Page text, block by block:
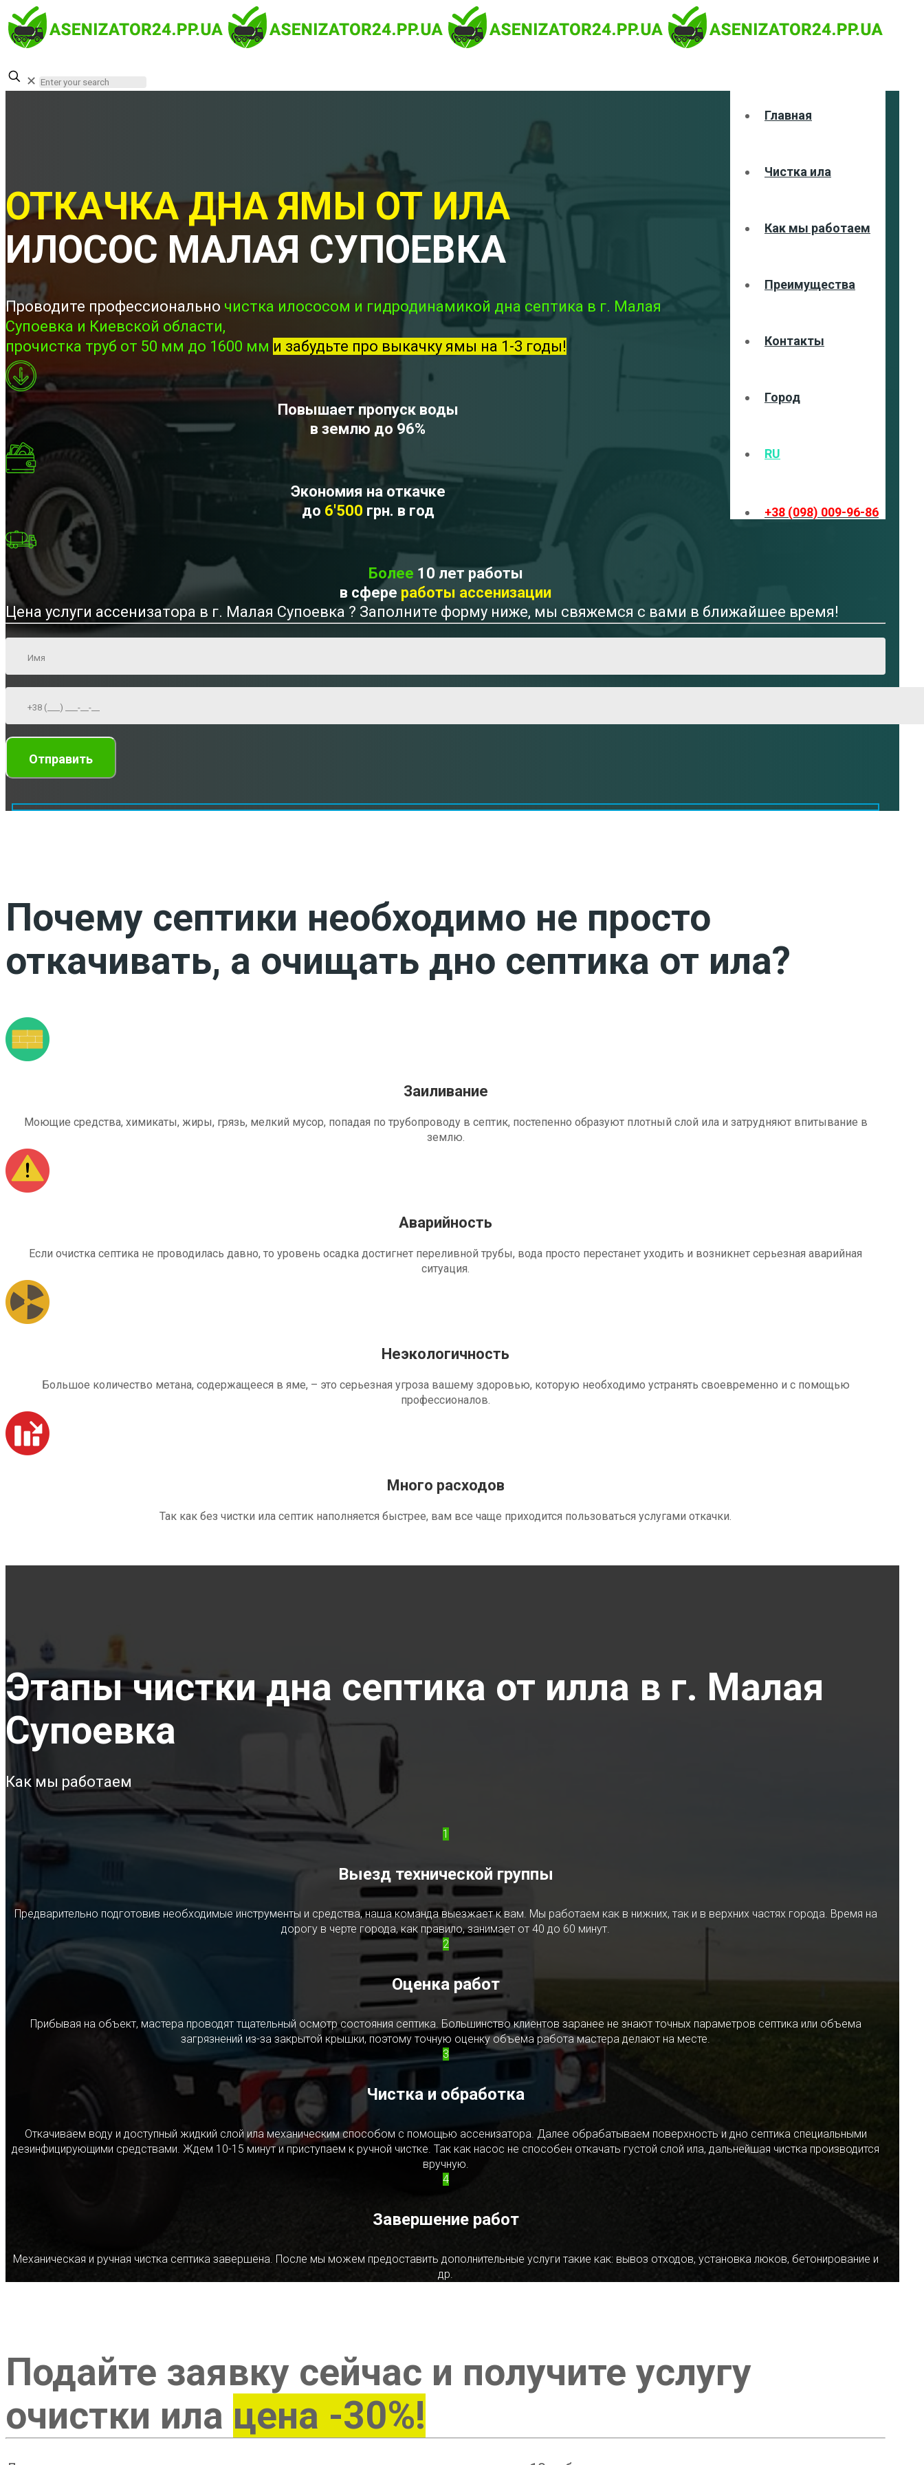
Главная
Чистка ила
Как мы работаем
Преимущества
Контакты
Город
RU
+38 (098) 009-96-86
✕
ОТКАЧКА ДНА ЯМЫ ОТ ИЛА
ИЛОСОС МАЛАЯ СУПОЕВКА
Проводите профессионально чистка илососом и гидродинамикой дна септика в г. Малая
Супоевка и Киевской области,
прочистка труб от 50 мм до 1600 мм и забудьте про выкачку ямы на 1-3 годы!
Повышает пропуск воды
в землю до 96%
Экономия на откачке
до 6'500 грн. в год
Более 10 лет работы
в сфере работы ассенизации
Цена услуги ассенизатора в г. Малая Супоевка ? Заполните форму ниже, мы свяжемся с вами в ближайшее время!
Почему септики необходимо не просто
откачивать, а очищать дно септика от ила?
Заиливание
Моющие средства, химикаты, жиры, грязь, мелкий мусор, попадая по трубопроводу в септик, постепенно образуют плотный слой ила и затрудняют впитывание в
землю.
Аварийность
Если очистка септика не проводилась давно, то уровень осадка достигнет переливной трубы, вода просто перестанет уходить и возникнет серьезная аварийная
ситуация.
Неэкологичность
Большое количество метана, содержащееся в яме, – это серьезная угроза вашему здоровью, которую необходимо устранять своевременно и с помощью
профессионалов.
Много расходов
Так как без чистки ила септик наполняется быстрее, вам все чаще приходится пользоваться услугами откачки.
Этапы чистки дна септика от илла в г. Малая
Супоевка
Как мы работаем
1
Выезд технической группы
Предварительно подготовив необходимые инструменты и средства, наша команда выезжает к вам. Мы работаем как в нижних, так и в верхних частях города. Время на
дорогу в черте города, как правило, занимает от 40 до 60 минут.
2
Оценка работ
Прибывая на объект, мастера проводят тщательный осмотр состояния септика. Большинство клиентов заранее не знают точных параметров септика или объема
загрязнений из-за закрытой крышки, поэтому точную оценку объема работа мастера делают на месте.
3
Чистка и обработка
Откачиваем воду и доступный жидкий слой ила механическим способом с помощью ассенизатора. Далее обрабатываем поверхность и дно септика специальными
дезинфицирующими средствами. Ждем 10-15 минут и приступаем к ручной чистке. Так как насос не способен откачать густой слой ила, дальнейшая чистка производится
вручную.
4
Завершение работ
Механическая и ручная чистка септика завершена. После мы можем предоставить дополнительные услуги такие как: вывоз отходов, установка люков, бетонирование и
др.
Подайте заявку сейчас и получите услугу
очистки ила цена -30%!